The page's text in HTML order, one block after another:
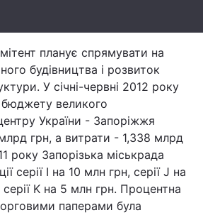
планує спрямувати на
будівництва і розвиток
У січні-червні 2012 року
великого
України - Запоріжжя
грн, а витрати - 1,338 млрд
року Запорізька міськрада
серії I на 10 млн грн, серії J на
серії K на 5 млн грн. Процентна
паперами була